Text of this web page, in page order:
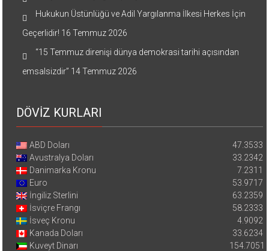
Hukukun Üstünlüğü ve Adil Yargılanma İlkesi Herkes İçin
Geçerlidir! 16 Temmuz 2026
“15 Temmuz direnişi dünya demokrasi tarihi açısından
emsalsizdir” 14 Temmuz 2026
DÖVİZ KURLARI
ABD Doları
47.3533
Avustralya Doları
33.2342
Danimarka Kronu
7.2311
Euro
53.9717
İngiliz Sterlini
63.2359
İsviçre Frangı
58.2333
İsveç Kronu
4.9092
Kanada Doları
33.6234
Kuveyt Dinarı
154.7051